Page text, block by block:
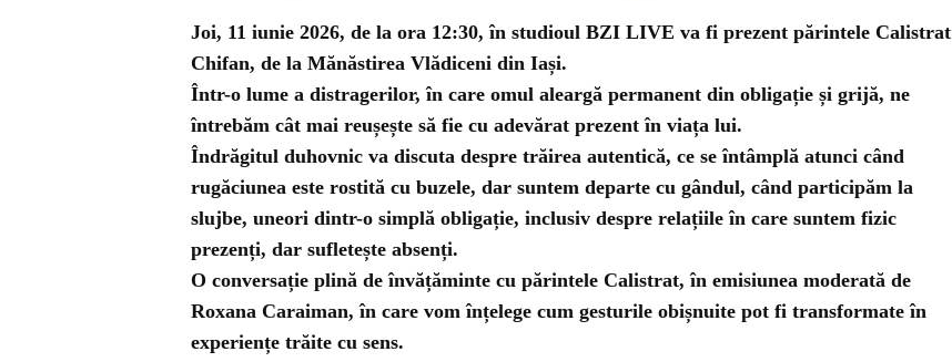
Joi, 11 iunie 2026, de la ora 12:30, în studioul BZI LIVE va fi prezent părintele Calistrat
Chifan, de la Mănăstirea Vlădiceni din Iași.
Într-o lume a distragerilor, în care omul aleargă permanent din obligație și grijă, ne
întrebăm cât mai reușește să fie cu adevărat prezent în viața lui.
Îndrăgitul duhovnic va discuta despre trăirea autentică, ce se întâmplă atunci când
rugăciunea este rostită cu buzele, dar suntem departe cu gândul, când participăm la
slujbe, uneori dintr-o simplă obligație, inclusiv despre relațiile în care suntem fizic
prezenți, dar sufletește absenți.
O conversație plină de învățăminte cu părintele Calistrat, în emisiunea moderată de
Roxana Caraiman, în care vom înțelege cum gesturile obișnuite pot fi transformate în
experiențe trăite cu sens.